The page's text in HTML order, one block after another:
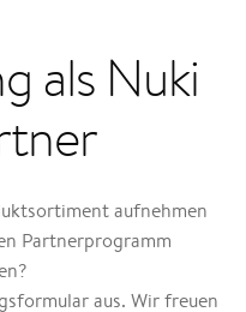
als Nuki
aufnehmen
Partnerprogramm
aus. Wir freuen